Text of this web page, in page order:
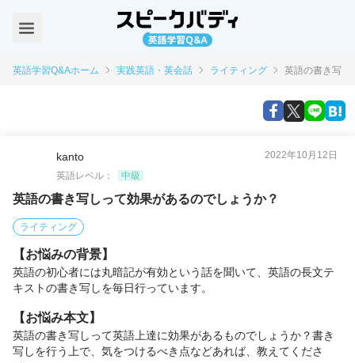
英語学習Q&Aホーム 実践英語・英会話 ライティング 英語の書き写し
kanto
2022年10月12日
英語レベル：
中級
英語の書き写しって効果があるのでしょうか？
ライティング
【お悩みの背景】
英語の初心者には丸暗記が有効という話を聞いて、英語の長文テ
キストの書き写しを毎日行っています。
【お悩み本文】
英語の書き写しって英語上達に効果があるものでしょうか？書き
写しを行う上で、気をつけるべき点などあれば、教えてくださ